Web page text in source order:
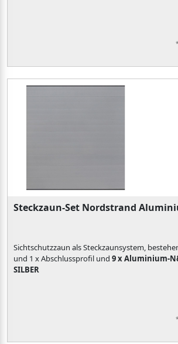
Steckzaun-Set Nordstrand
Sichtschutzzaun als Steckzaunsystem,
und 1 x Abschlussprofil und 9 x Aluminium-
SILBER